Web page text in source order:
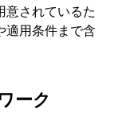
意されているた
適用条件まで含
ーク